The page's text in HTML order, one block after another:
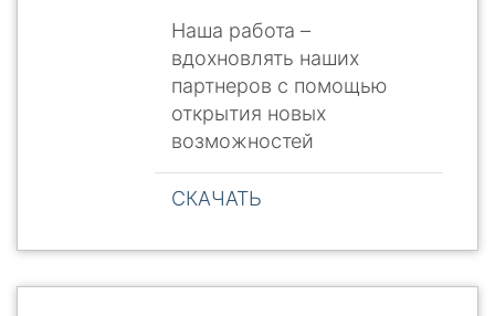
Наша работа –
вдохновлять наших
партнеров с помощью
открытия новых
возможностей
СКАЧАТЬ